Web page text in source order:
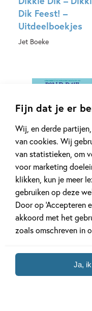
Fijn dat je er
Wij, en derde
van cookies. Wij
van statistieken, om
voor marketing
klikken, kun je meer
gebruiken op deze
Door op ‘Accepteren
akkoord met het
zoals omschreven in
Ja,
Dik Feest! –
Uitdeelboekjes
Jet Boeke
Word nooit groot
Roald Dahl, Quentin Blake
18
Hardcover